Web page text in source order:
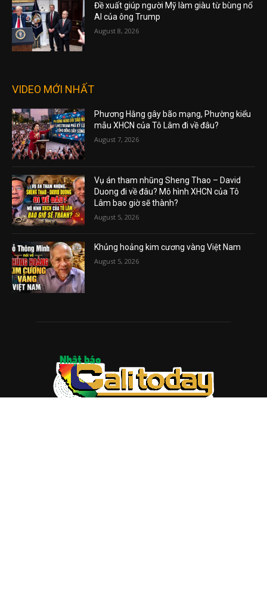
Đề xuất giúp người Mỹ làm giàu từ bùng nổ
AI của ông Trump
August 8, 2026
VIDEO MỚI NHẤT
Phương Hằng gây bão mạng, Phường kiểu
mẫu XHCN của Tô Lâm đi về đâu?
August 7, 2026
Vụ án tham nhũng Sheng Thao – David
Duong đi về đâu? Mô hình XHCN của Tô
Lâm bao giờ sẽ thành?
August 5, 2026
Khủng hoảng kim cương vàng Việt Nam
August 5, 2026